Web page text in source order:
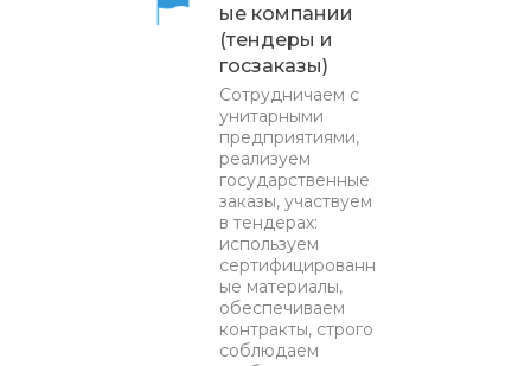
ые компании
(тендеры и
госзаказы)
Сотрудничаем с
унитарными
предприятиями,
реализуем
государственные
заказы, участвуем
в тендерах:
используем
сертифицированн
ые материалы,
обеспечиваем
контракты, строго
соблюдаем